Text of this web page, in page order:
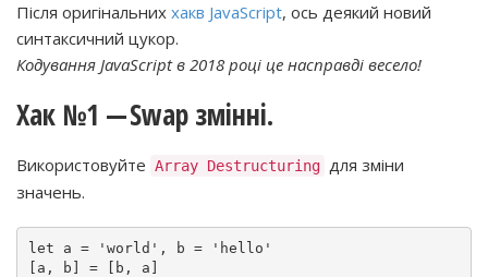
Після оригінальних хакв JavaScript, ось деякий новий
синтаксичний цукор.
Кодування JavaScript в 2018 році це насправді весело!
Хак №1 — Swap змінні.
Використовуйте Array Destructuring для зміни
значень.
let a = 'world', b = 'hello'
[a, b] = [b, a]